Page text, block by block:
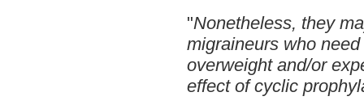
"Nonetheless, they
migraineurs who
overweight and/or
effect of cyclic